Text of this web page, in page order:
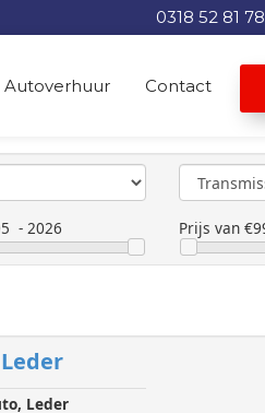
0318 52 81 78
Autoverhuur Contact